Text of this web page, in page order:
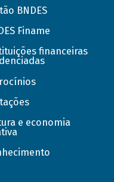
BNDES
Finame
financeiras
e economia